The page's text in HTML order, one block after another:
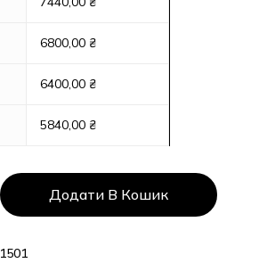
6800,00 ₴
6400,00 ₴
5840,00 ₴
Додати В Кошик